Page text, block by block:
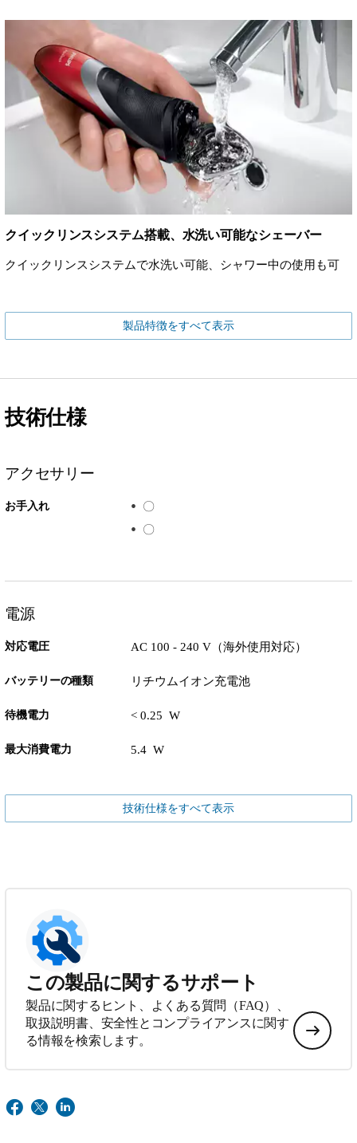
クイックリンスシステム搭載、水洗い可能なシェーバー
クイックリンスシステムで水洗い可能、シャワー中の使用も可
製品特徴をすべて表示
技術仕様
アクセサリー
お手入れ
〇
〇
電源
対応電圧 AC 100 - 240 V（海外使用対応）
バッテリーの種類 リチウムイオン充電池
待機電力 < 0.25 W
最大消費電力 5.4 W
技術仕様をすべて表示
この製品に関するサポート
製品に関するヒント、よくある質問（FAQ）、
取扱説明書、安全性とコンプライアンスに関す
る情報を検索します。